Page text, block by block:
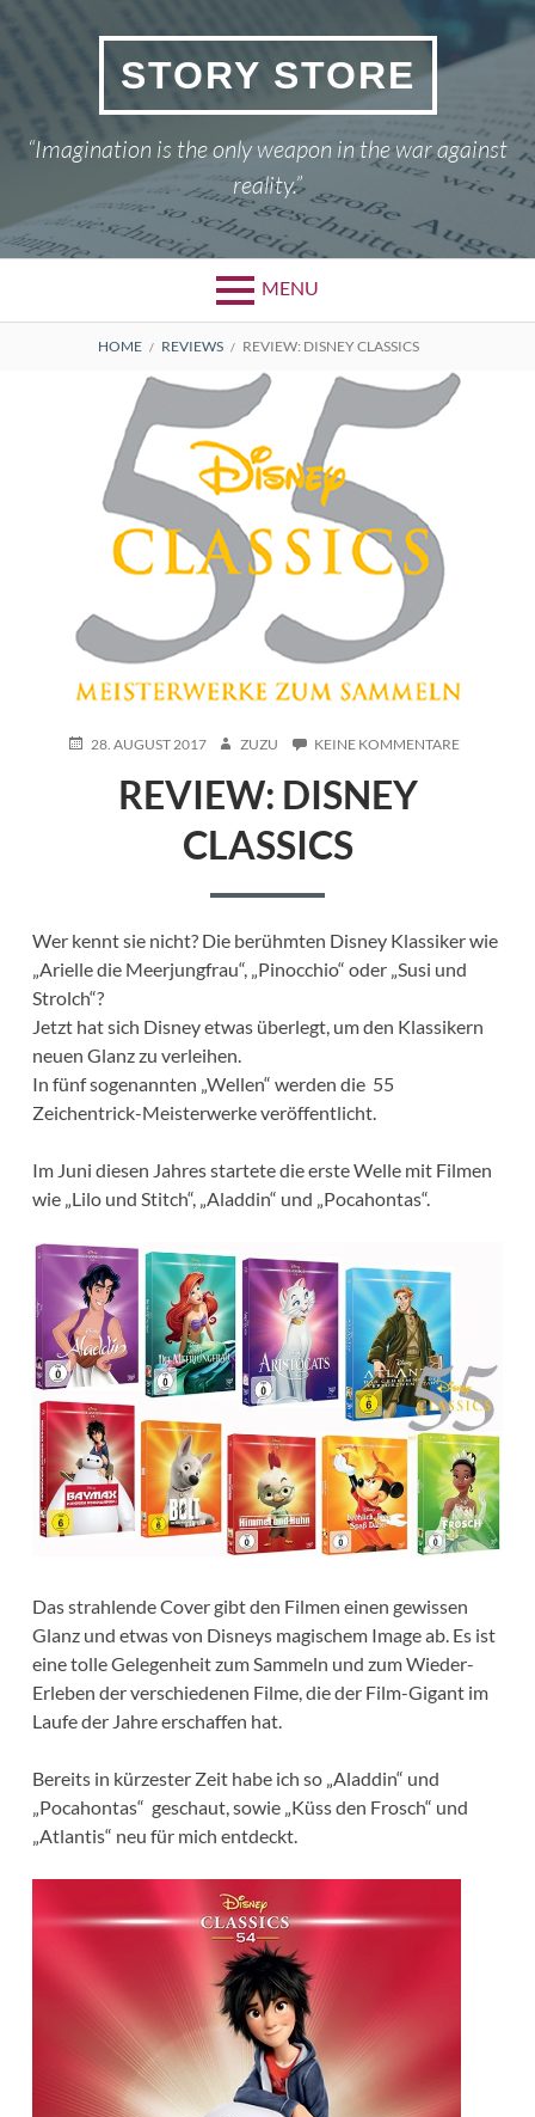
Skip
STORY STORE
“Imagination is the only weapon in the war against
reality.”
MENU
BREADCRUMBS
HOME REVIEWS REVIEW: DISNEY CLASSICS
POSTED
28. AUGUST 2017 AUTHOR
ZUZU KEINE KOMMENTAREZU
REVIEW: DISNEY
CLASSICS
Wer kennt sie nicht? Die berühmten Disney Klassiker wie
„Arielle die Meerjungfrau“, „Pinocchio“ oder „Susi und
Strolch“?
Jetzt hat sich Disney etwas überlegt, um den Klassikern
neuen Glanz zu verleihen.
In fünf sogenannten „Wellen“ werden die 55
Zeichentrick-Meisterwerke veröffentlicht.
Im Juni diesen Jahres startete die erste Welle mit Filmen
wie „Lilo und Stitch“, „Aladdin“ und „Pocahontas“.
Das strahlende Cover gibt den Filmen einen gewissen
Glanz und etwas von Disneys magischem Image ab. Es ist
eine tolle Gelegenheit zum Sammeln und zum Wieder-
Erleben der verschiedenen Filme, die der Film-Gigant im
Laufe der Jahre erschaffen hat.
Bereits in kürzester Zeit habe ich so „Aladdin“ und
„Pocahontas“ geschaut, sowie „Küss den Frosch“ und
„Atlantis“ neu für mich entdeckt.